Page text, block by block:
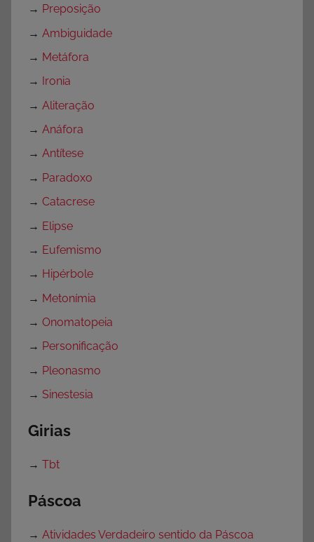
→ Preposição
→ Ambiguidade
→ Metáfora
→
Ironia
→ Aliteração
→ Anáfora
→ Antítese
→ Paradoxo
→ Catacrese
→ Elipse
→ Eufemismo
→ Hipérbole
→ Metonímia
→ Onomatopeia
→ Personificação
→ Pleonasmo
→ Sinestesia
Girias
→ Tbt
Páscoa
→ Atividades Verdadeiro sentido da Páscoa